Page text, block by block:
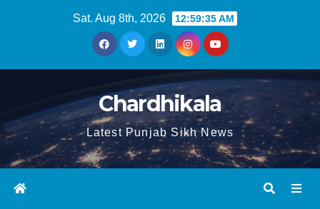
Sat. Aug 8th, 2026 12:59:36 AM
Chardhikala
Latest Punjab Sikh News